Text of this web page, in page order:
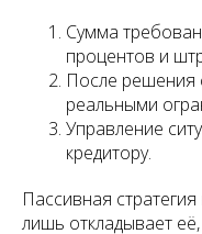
Сумма
процентов и
После решения
реальными
Управление
кредитору.
Пассивная
лишь откладывает